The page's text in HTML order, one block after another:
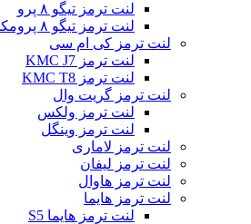
لنت ترمز تیگو ۸ پرو
لنت ترمز تیگو ۸ پرومکس
لنت ترمز کی ام سی
لنت ترمز KMC J7
لنت ترمز KMC T8
لنت ترمز گریت وال
لنت ترمز ولکس
لنت ترمز وینگل
لنت ترمز لاماری
لنت ترمز لیفان
لنت ترمز هاوال
لنت ترمز هایما
لنت ترمز هایما S5